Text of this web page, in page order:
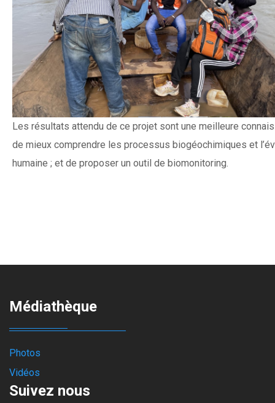
Les résultats attendu de ce projet sont une meilleure
de mieux comprendre les processus biogéochimiques et
humaine ; et de proposer un outil de biomonitoring.
Médiathèque
Photos
Vidéos
Suivez nous